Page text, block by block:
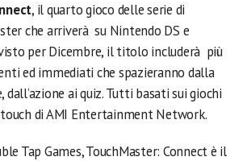
, il quarto gioco delle serie di
che arriverà su Nintendo DS e
per Dicembre, il titolo includerà più
ed immediati che spazieranno dalla
ai quiz. Tutti basati sui giochi
di AMI Entertainment Network.
Tap Games, TouchMaster: Connect è il